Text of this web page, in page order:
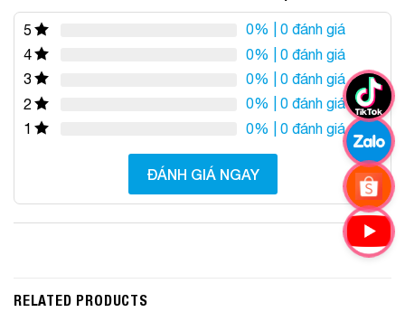
5 0% | 0 đánh giá
4
0% | 0 đánh giá
3
0% | 0 đánh giá
2
0% | 0 đánh giá
1
0% | 0 đánh giá
ĐÁNH GIÁ NGAY
RELATED PRODUCTS